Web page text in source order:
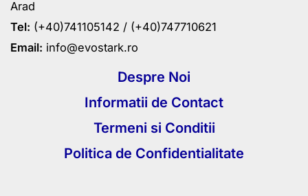
Arad
Tel: (+40)741105142 / (+40)747710621
Email: info@evostark.ro
Despre Noi
Informatii de Contact
Termeni si Conditii
Politica de Confidentialitate